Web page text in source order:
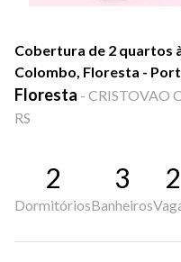
Cobertura de 2 quartos
Colombo, Floresta -
Floresta - CRISTOVAO
RS
2
Dormitórios
3
Banheiros
2